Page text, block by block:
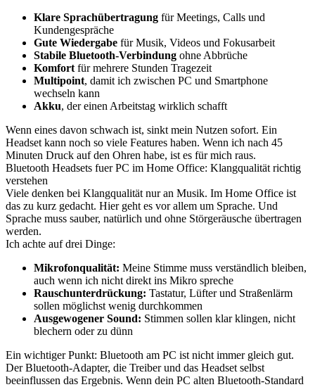
Klare Sprachübertragung für Meetings, Calls und
Kundengespräche
Gute Wiedergabe für Musik, Videos und Fokusarbeit
Stabile Bluetooth-Verbindung ohne Abbrüche
Komfort für mehrere Stunden Tragezeit
Multipoint, damit ich zwischen PC und Smartphone
wechseln kann
Akku, der einen Arbeitstag wirklich schafft
Wenn eines davon schwach ist, sinkt mein Nutzen sofort. Ein
Headset kann noch so viele Features haben. Wenn ich nach 45
Minuten Druck auf den Ohren habe, ist es für mich raus.
Bluetooth Headsets fuer PC im Home Office: Klangqualität richtig
verstehen
Viele denken bei Klangqualität nur an Musik. Im Home Office ist
das zu kurz gedacht. Hier geht es vor allem um Sprache. Und
Sprache muss sauber, natürlich und ohne Störgeräusche übertragen
werden.
Ich achte auf drei Dinge:
Mikrofonqualität: Meine Stimme muss verständlich bleiben,
auch wenn ich nicht direkt ins Mikro spreche
Rauschunterdrückung: Tastatur, Lüfter und Straßenlärm
sollen möglichst wenig durchkommen
Ausgewogener Sound: Stimmen sollen klar klingen, nicht
blechern oder zu dünn
Ein wichtiger Punkt: Bluetooth am PC ist nicht immer gleich gut.
Der Bluetooth-Adapter, die Treiber und das Headset selbst
beeinflussen das Ergebnis. Wenn dein PC alten Bluetooth-Standard